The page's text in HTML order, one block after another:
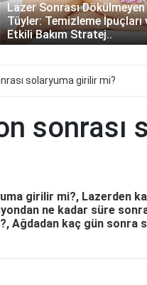
Lazer Sonrası Dökülmeyen
Tüyler: Temizleme İpuçları
Etkili Bakım Stratej..
solaryuma girilir mi?
sonrası
girilir mi?, Lazerden
ne kadar süre sonra
Ağdadan kaç gün sonra